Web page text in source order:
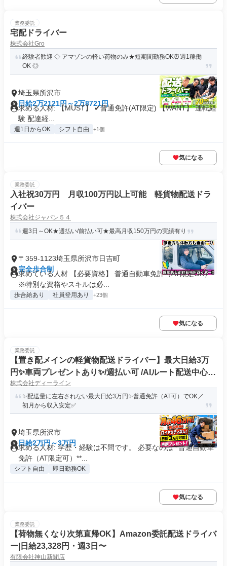
業務委託
宅配ドライバー
株式会社Gro
経験者歓迎 ◇ アマゾンの軽い荷物のみ★短期間勤務OK⏰週1稼働
OK ◎
埼玉県所沢市
日給2万2121円～2万8721円
求める人材: 【MUST】 ✔普通免許(AT限定) 【WANT】 運転経
験 配達経...
週1日からOK シフト自由 +1個
気になる
業務委託
入社祝30万円 月収100万円以上可能 軽貨物配送ドラ
イバー
株式会社ジャパン５４
週3日～OK★週払い/前払い可★最高月収150万円の実績有り
〒359-1123埼玉県所沢市日吉町
完全歩合制
求めている人材 【必要資格】 普通自動車免許（AT限定OK）
※特別な資格やスキルは必...
歩合給あり 社員登用あり +23個
気になる
業務委託
【置き配メインの軽貨物配送ドライバー】最大日給3万
円✨車両プレゼントあり✨/週払い可 /AIルート配送中心/
ロイヤリティなし/普通免許(AT可)
株式会社ディーライン
✨配送量に左右されない最大日給3万円✨普通免許（AT可）でOK／
初月から収入安定✅
埼玉県所沢市
日給2万円～3万円
求める人材: 学歴・経験は不問です。 必要なのは**普通自動車
免許（AT限定可）**...
シフト自由 即日勤務OK
気になる
業務委託
【荷物無くなり次第直帰OK】Amazon委託配送ドライバ
ー|日給23,328円・週3日〜
有限会社神山新聞店